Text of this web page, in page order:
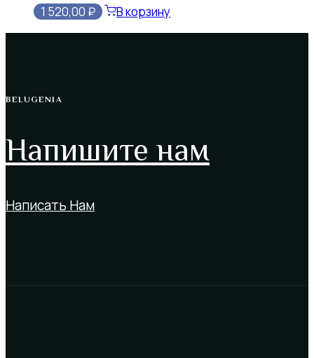
1 520,00 ₽ В корзину
BELUGENIA
Напишите нам
Написать Нам